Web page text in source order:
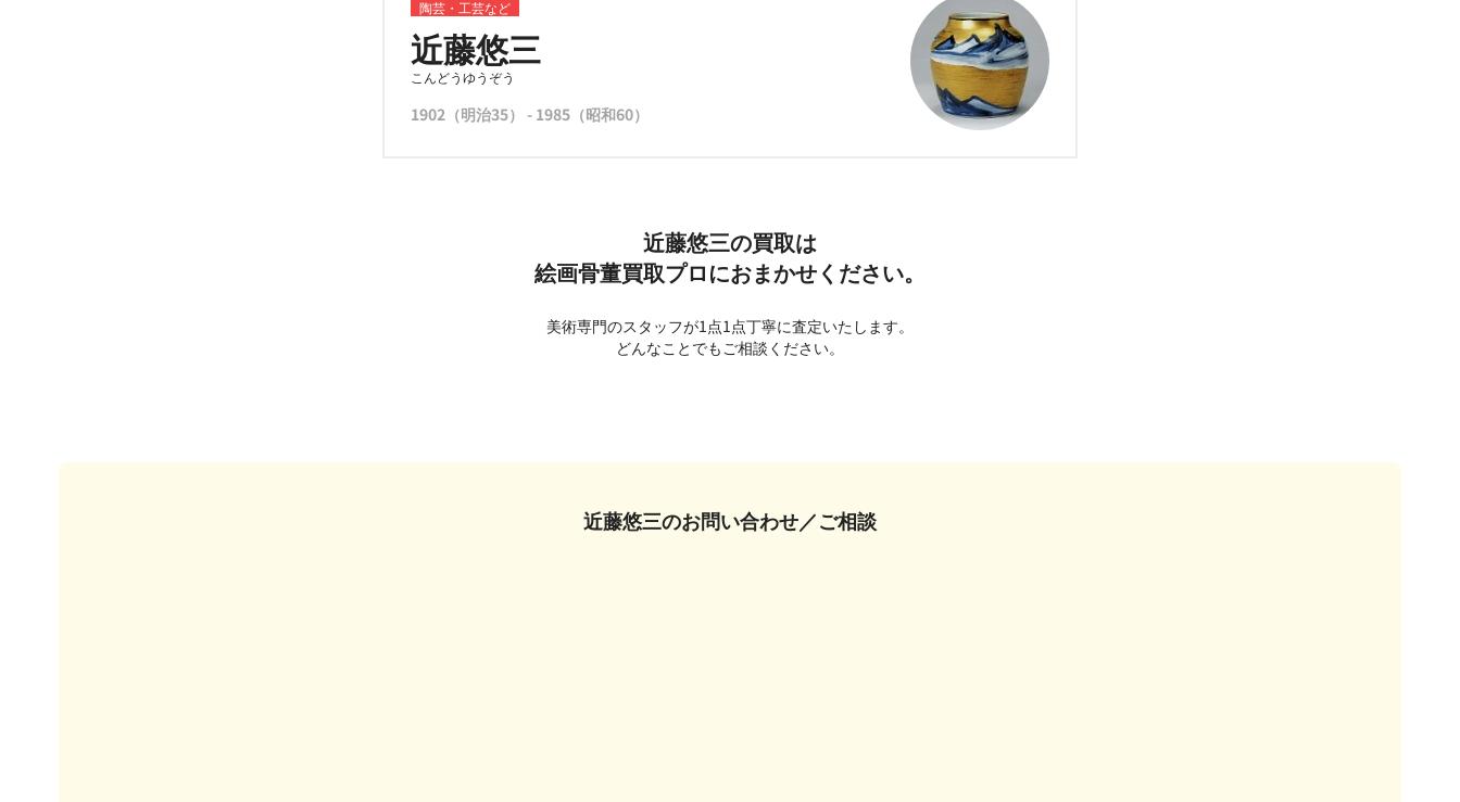
陶芸・工芸など
近藤悠三
こんどうゆうぞう
1902（明治35） - 1985（昭和60）
近藤悠三の買取は
絵画骨董買取プロにおまかせください。
美術専門のスタッフが1点1点丁寧に査定いたします。
どんなことでもご相談ください。
近藤悠三のお問い合わせ／ご相談